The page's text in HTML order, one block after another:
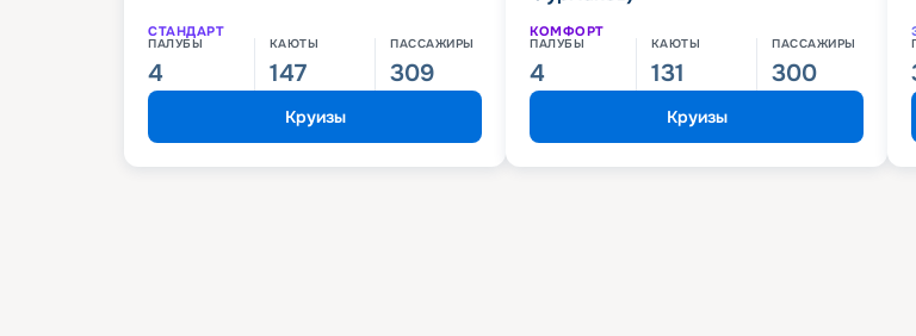
СТАНДАРТ
ПАЛУБЫ
4
КАЮТЫ
147
ПАССАЖИРЫ
309
Круизы
КОМФОРТ
ПАЛУБЫ
4
КАЮТЫ
131
ПАССАЖИРЫ
300
Круизы